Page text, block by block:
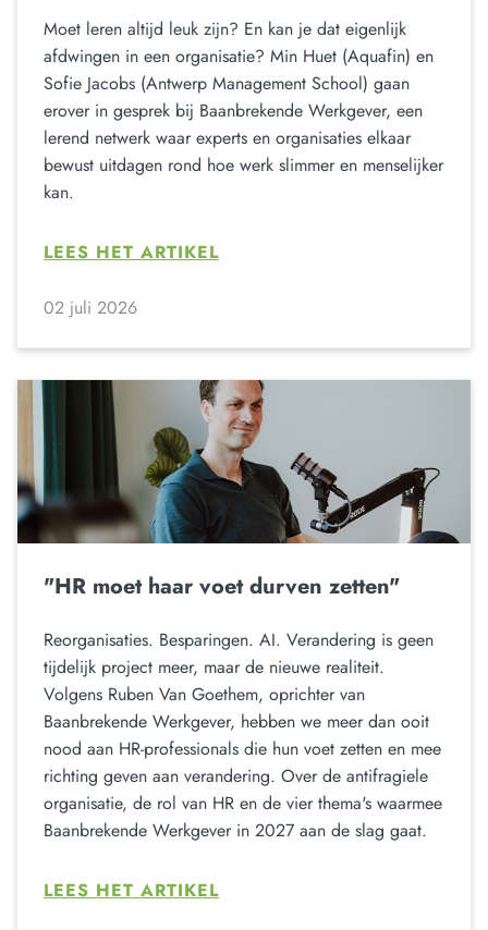
Moet leren altijd leuk zijn? En kan je dat eigenlijk
afdwingen in een organisatie? Min Huet (Aquafin) en
Sofie Jacobs (Antwerp Management School) gaan
erover in gesprek bij Baanbrekende Werkgever, een
lerend netwerk waar experts en organisaties elkaar
bewust uitdagen rond hoe werk slimmer en menselijker
kan.
LEES HET ARTIKEL
02 juli 2026
"HR moet haar voet durven zetten"
Reorganisaties. Besparingen. AI. Verandering is geen
tijdelijk project meer, maar de nieuwe realiteit.
Volgens Ruben Van Goethem, oprichter van
Baanbrekende Werkgever, hebben we meer dan ooit
nood aan HR-professionals die hun voet zetten en mee
richting geven aan verandering. Over de antifragiele
organisatie, de rol van HR en de vier thema's waarmee
Baanbrekende Werkgever in 2027 aan de slag gaat.
LEES HET ARTIKEL